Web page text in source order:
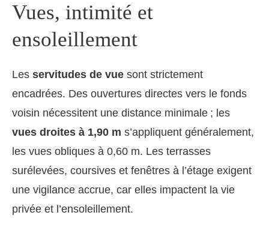
Vues, intimité et
ensoleillement
Les servitudes de vue sont strictement
encadrées. Des ouvertures directes vers le fonds
voisin nécessitent une distance minimale ; les
vues droites à 1,90 m s’appliquent généralement,
les vues obliques à 0,60 m. Les terrasses
surélevées, coursives et fenêtres à l’étage exigent
une vigilance accrue, car elles impactent la vie
privée et l’ensoleillement.